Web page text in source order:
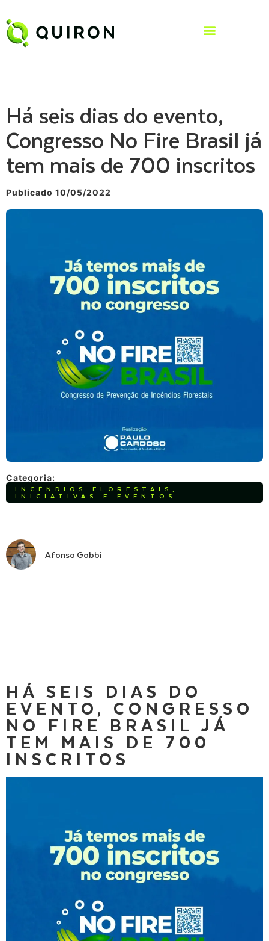
Há seis dias do evento,
Congresso No Fire Brasil já
tem mais de 700 inscritos
Publicado 10/05/2022
Categoria:
INCÊNDIOS FLORESTAIS ,
INICIATIVAS E EVENTOS
Afonso Gobbi
HÁ SEIS DIAS DO
EVENTO, CONGRESSO
NO FIRE BRASIL JÁ
TEM MAIS DE 700
INSCRITOS